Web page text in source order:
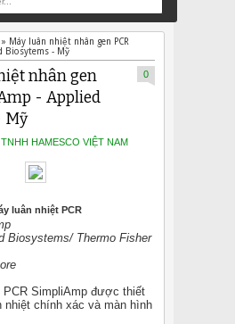
Máy luân nhiệt nhân gen PCR
Biosytems - Mỹ
nhân gen
- Applied
Mỹ
HAMESCO VIỆT NAM
0
luân nhiệt PCR
Biosystems/ Thermo Fisher
PCR SimpliAmp được thiết
nhiệt chính xác và màn hình